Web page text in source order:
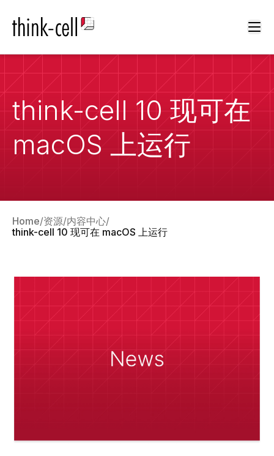
think-cell 10 现可在
macOS 上运行
Home 资源 内容中心
think-cell 10 现可在 macOS 上运行